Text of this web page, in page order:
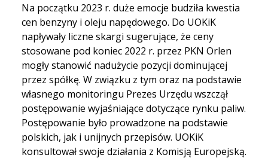
Na początku 2023 r. duże emocje budziła kwestia
cen benzyny i oleju napędowego. Do UOKiK
napływały liczne skargi sugerujące, że ceny
stosowane pod koniec 2022 r. przez PKN Orlen
mogły stanowić nadużycie pozycji dominującej
przez spółkę. W związku z tym oraz na podstawie
własnego monitoringu Prezes Urzędu wszczął
postępowanie wyjaśniające dotyczące rynku paliw.
Postępowanie było prowadzone na podstawie
polskich, jak i unijnych przepisów. UOKiK
konsultował swoje działania z Komisją Europejską.